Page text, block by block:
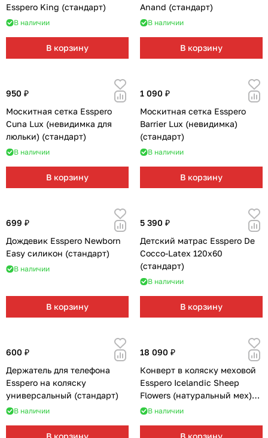
Esspero King (стандарт)
В наличии
В корзину
Anand (стандарт)
В наличии
В корзину
950 ₽
Москитная сетка Esspero
Cuna Lux (невидимка для
люльки) (стандарт)
В наличии
В корзину
1 090 ₽
Москитная сетка Esspero
Barrier Lux (невидимка)
(стандарт)
В наличии
В корзину
699 ₽
Дождевик Esspero Newborn
Easy силикон (стандарт)
В наличии
В корзину
5 390 ₽
Детский матрас Esspero De
Cocco-Latex 120х60
(стандарт)
В наличии
В корзину
600 ₽
Держатель для телефона
Esspero на коляску
универсальный (стандарт)
В наличии
В корзину
18 090 ₽
Конверт в коляску меховой
Esspero Icelandic Sheep
Flowers (натуральный мех)
(стандарт)
В наличии
В корзину